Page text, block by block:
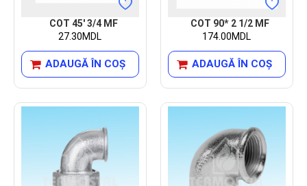
COT 45' 3/4 MF
27.30MDL
ADAUGĂ ÎN COŞ
COT 90* 2 1/2 MF
174.00MDL
ADAUGĂ ÎN COŞ